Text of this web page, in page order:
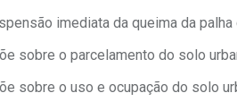
imediata da queima da palha
sobre o parcelamento do solo
sobre o uso e ocupação do solo